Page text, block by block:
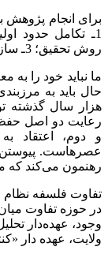
برای انجام پژوهش
روش تحقیق؛ 3ـ سازمان‌دهی ساختارهای تحقیقاتی؛
ما نباید خود را
حال باید به
هزار سال گذشته
رعایت دو اصل
و دوم، اعتقاد
عصرهاست. پیوستن
رهنمون می‌کند که
تفاوت فلسفه نظام
در حوزه تفاوت
وجود، عهده‌دار
ولایت، عهده دار